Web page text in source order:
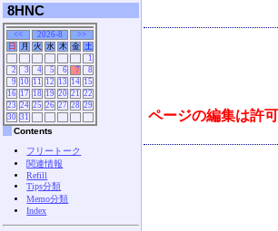
ページの編集は許
8HNC
<< 2026-8
>>
日
月 火 水 木 金
土
1
2
3 4 5 6 7
8
9 10 11 12 13 14 15
16 17 18 19 20 21
22
23 24 25 26 27 28 29
30 31
Contents
フリートーク
関連情報
Refill
Tips分類
Memo分類
Index